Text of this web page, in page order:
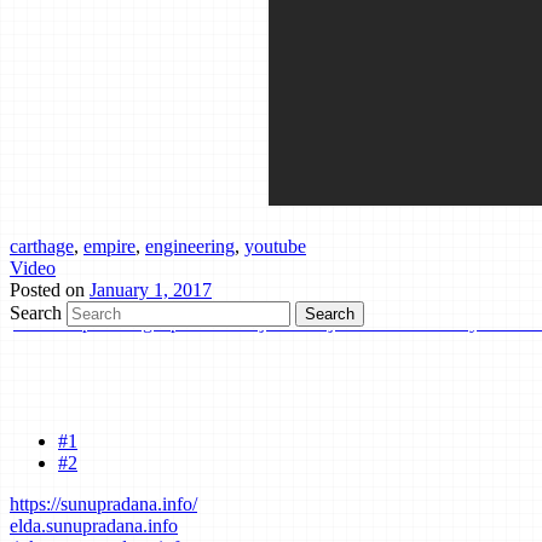
carthage, empire, engineering, youtube
Video
Posted on January 1, 2017
Search
Mind map tentang laporan kemajuan belajar dan cara bertanya
#1
#2
https://sunupradana.info/
elda.sunupradana.info